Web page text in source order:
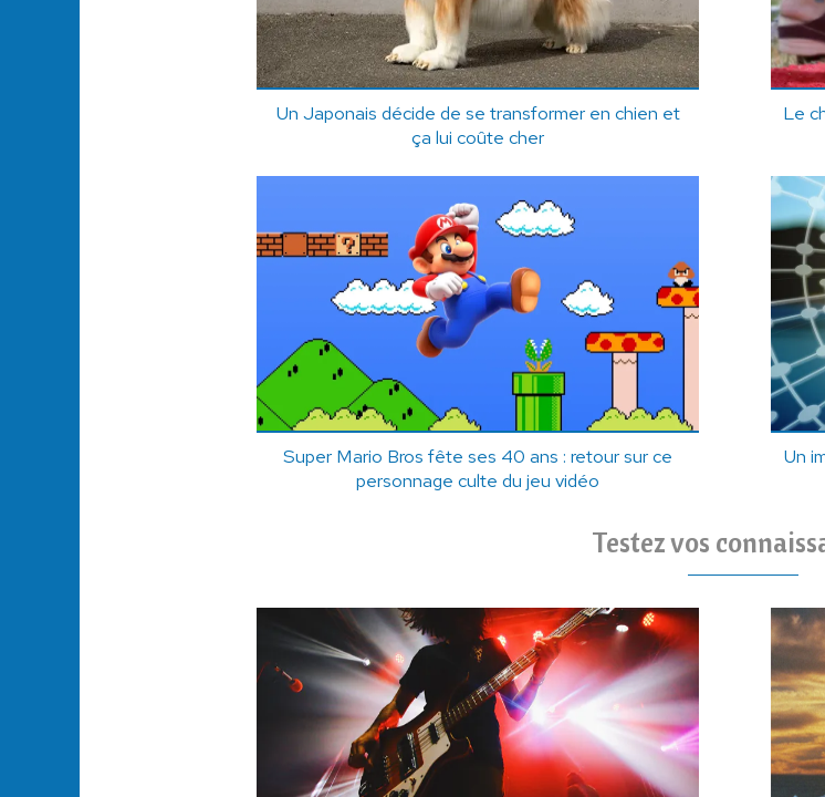
Un Japonais décide de se transformer en chien et
ça lui coûte cher
Le
Super Mario Bros fête ses 40 ans : retour sur ce
personnage culte du jeu vidéo
Un
Testez vos